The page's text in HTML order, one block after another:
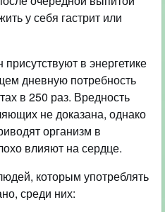
у себя гастрит или
в энергетике
дневную потребность
в 250 раз. Вредность
не доказана, однако
организм в
влияют на сердце.
которым употреблять
среди них: